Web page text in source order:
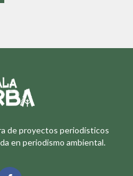
de proyectos periodísticos
en periodismo ambiental.